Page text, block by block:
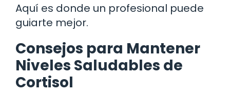
Aquí es donde un profesional puede
guiarte mejor.
Consejos para Mantener
Niveles Saludables de
Cortisol